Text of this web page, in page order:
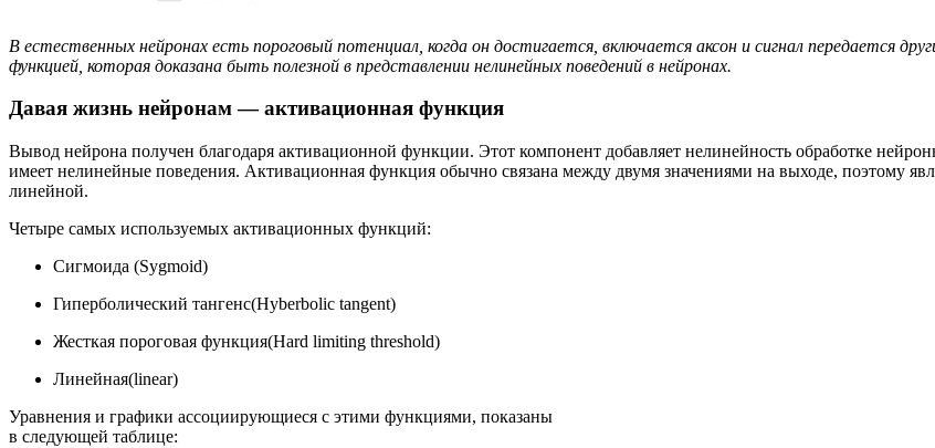
В естественных нейронах есть пороговый потенциал, когда он достигается, включается аксон и сигнал передается
функцией, которая доказана быть полезной в представлении нелинейных поведений в нейронах.
Давая жизнь нейронам — активационная функция
Вывод нейрона получен благодаря активационной функции. Этот компонент добавляет нелинейность обработке
имеет нелинейные поведения. Активационная функция обычно связана между двумя значениями на выходе, поэтому
линейной.
Четыре самых используемых активационных функций:
Сигмоида (Sygmoid)
Гиперболический тангенс(Hyberbolic tangent)
Жесткая пороговая функция(Hard limiting threshold)
Линейная(linear)
Уравнения и графики ассоциирующиеся с этими функциями, показаны
в следующей таблице: